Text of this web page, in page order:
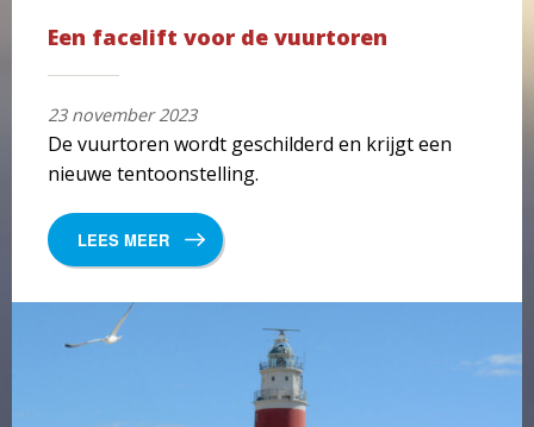
Een facelift voor de vuurtoren
23 november 2023
De vuurtoren wordt geschilderd en krijgt een
nieuwe tentoonstelling.
LEES MEER